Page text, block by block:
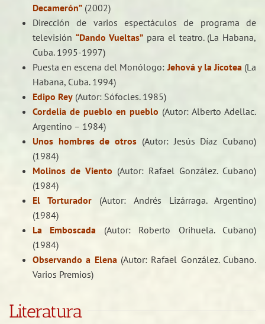
Decamerón” (2002)
Dirección de varios espectáculos de programa de
televisión “Dando Vueltas” para el teatro. (La Habana,
Cuba. 1995-1997)
Puesta en escena del Monólogo:Jehová y la Jicotea(La
Habana, Cuba. 1994)
Edipo Rey (Autor: Sófocles. 1985)
Cordelia de pueblo en pueblo (Autor: Alberto Adellac.
Argentino – 1984)
Unos hombres de otros (Autor: Jesús Díaz Cubano)
(1984)
Molinos de Viento (Autor: Rafael González. Cubano)
(1984)
El Torturador (Autor: Andrés Lizárraga. Argentino)
(1984)
La Emboscada (Autor: Roberto Orihuela. Cubano)
(1984)
Observando a Elena(Autor: Rafael González. Cubano.
Varios Premios)
Literatura